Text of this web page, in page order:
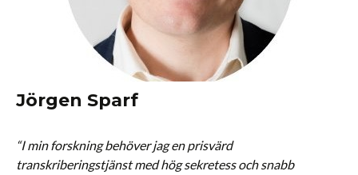
Jörgen Sparf
“I min forskning behöver jag en prisvärd
transkriberingstjänst med hög sekretess och snabb